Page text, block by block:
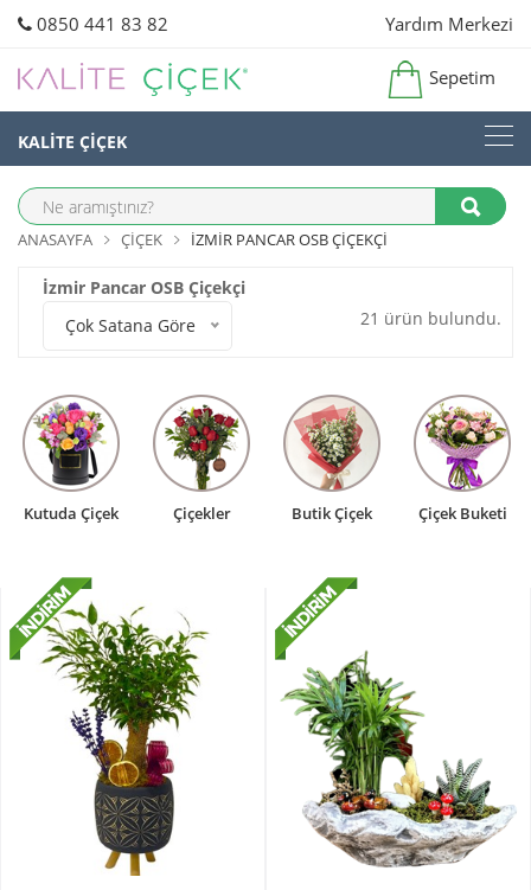
0850 441 83 82 Yardım Merkezi
Sepetim
KALİTE ÇİÇEK
ANASAYFA ÇIÇEK İZMIR PANCAR OSB ÇIÇEKÇI
İzmir Pancar OSB Çiçekçi
Çok Satana Göre
21 ürün bulundu.
Kutuda Çiçek Çiçekler Butik Çiçek Çiçek Buketi